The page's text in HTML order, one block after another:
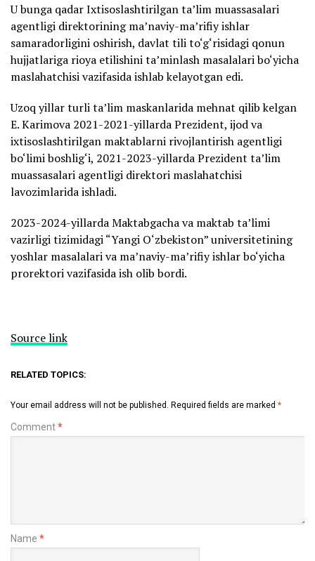
U bunga qadar Ixtisoslashtirilgan ta’lim muassasalari
agentligi direktorining ma’naviy-ma’rifiy ishlar
samaradorligini oshirish, davlat tili to‘g‘risidagi qonun
hujjatlariga rioya etilishini ta’minlash masalalari bo‘yicha
maslahatchisi vazifasida ishlab kelayotgan edi.
Uzoq yillar turli ta’lim maskanlarida mehnat qilib kelgan
E. Karimova 2021-2021-yillarda Prezident, ijod va
ixtisoslashtirilgan maktablarni rivojlantirish agentligi
bo‘limi boshlig‘i, 2021-2023-yillarda Prezident ta’lim
muassasalari agentligi direktori maslahatchisi
lavozimlarida ishladi.
2023-2024-yillarda Maktabgacha va maktab ta’limi
vazirligi tizimidagi “Yangi O‘zbekiston” universitetining
yoshlar masalalari va ma’naviy-ma’rifiy ishlar bo‘yicha
prorektori vazifasida ish olib bordi.
Source link
RELATED TOPICS:
Your email address will not be published. Required fields are marked *
Comment*
Name *